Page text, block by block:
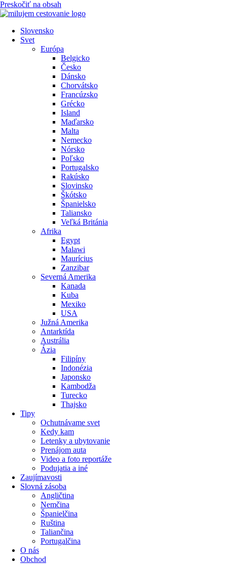
Preskočiť na obsah
Slovensko
Svet
Európa
Belgicko
Česko
Dánsko
Chorvátsko
Francúzsko
Grécko
Island
Maďarsko
Malta
Nemecko
Nórsko
Poľsko
Portugalsko
Rakúsko
Slovinsko
Škótsko
Španielsko
Taliansko
Veľká Británia
Afrika
Egypt
Malawi
Maurícius
Zanzibar
Severná Amerika
Kanada
Kuba
Mexiko
USA
Južná Amerika
Antarktída
Austrália
Ázia
Filipíny
Indonézia
Japonsko
Kambodža
Turecko
Thajsko
Tipy
Ochutnávame svet
Kedy kam
Letenky a ubytovanie
Prenájom auta
Video a foto reportáže
Podujatia a iné
Zaujímavosti
Slovná zásoba
Angličtina
Nemčina
Španielčina
Ruština
Taliančina
Portugalčina
O nás
Obchod